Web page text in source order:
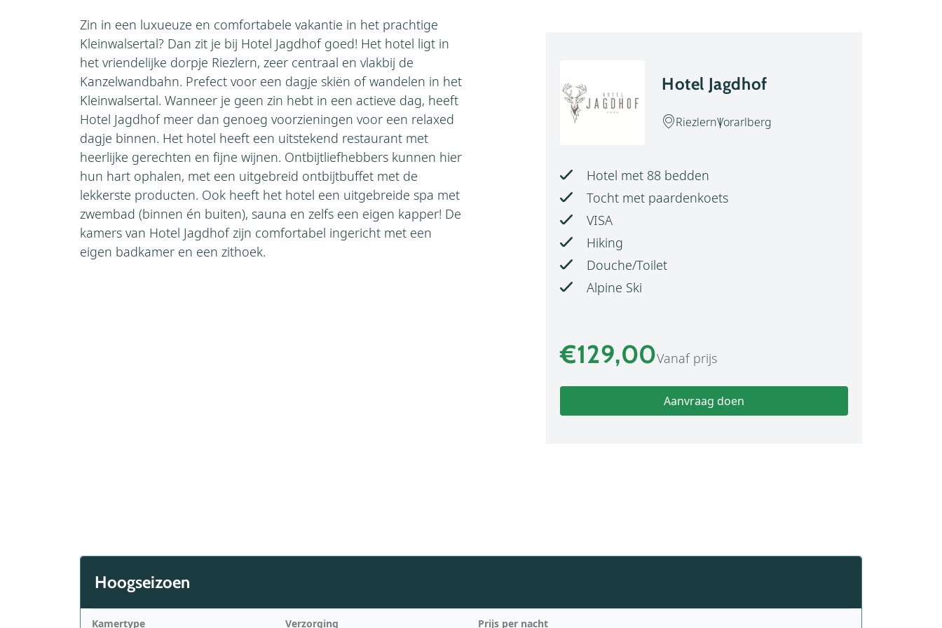
Zin in een luxueuze en comfortabele vakantie in het prachtige
Kleinwalsertal? Dan zit je bij Hotel Jagdhof goed! Het hotel ligt in
het vriendelijke dorpje Riezlern, zeer centraal en vlakbij de
Kanzelwandbahn. Prefect voor een dagje skiën of wandelen in het
Kleinwalsertal. Wanneer je geen zin hebt in een actieve dag, heeft
Hotel Jagdhof meer dan genoeg voorzieningen voor een relaxed
dagje binnen. Het hotel heeft een uitstekend restaurant met
heerlijke gerechten en fijne wijnen. Ontbijtliefhebbers kunnen hier
hun hart ophalen, met een uitgebreid ontbijtbuffet met de
lekkerste producten. Ook heeft het hotel een uitgebreide spa met
zwembad (binnen én buiten), sauna en zelfs een eigen kapper! De
kamers van Hotel Jagdhof zijn comfortabel ingericht met een
eigen badkamer en een zithoek.
Hotel Jagdhof
RiezlernVorarlberg
Hotel met 88 bedden
Tocht met paardenkoets
VISA
Hiking
Douche/Toilet
Alpine Ski
€129,00Vanaf prijs
Aanvraag doen
Hoogseizoen
Kamertype Verzorging Prijs per nacht